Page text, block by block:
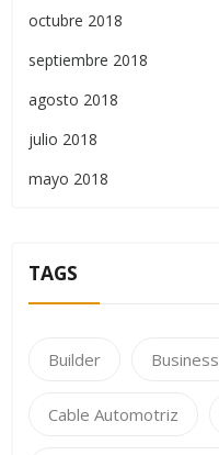
octubre 2018
septiembre 2018
agosto 2018
julio 2018
mayo 2018
TAGS
Builder Business
Cable Automotriz